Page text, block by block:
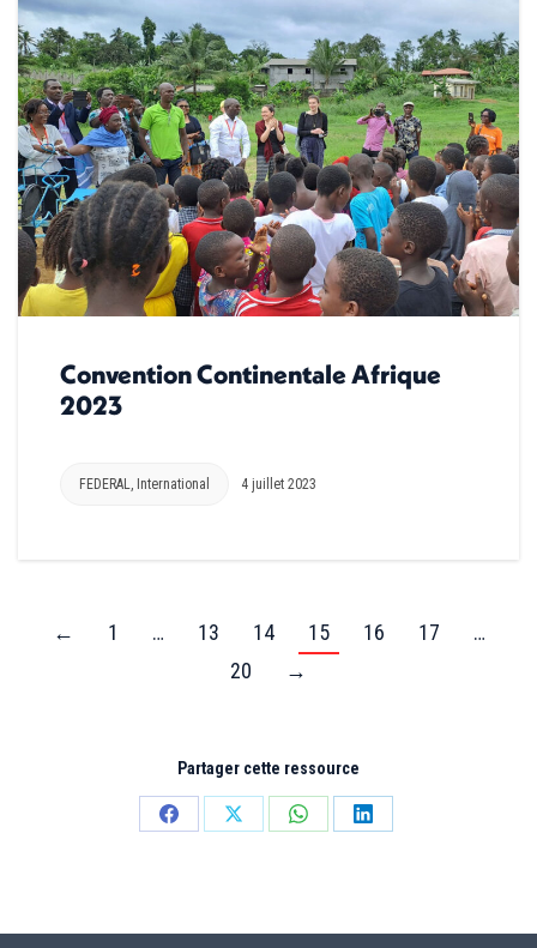
Convention Continentale Afrique
2023
FEDERAL International 4 juillet 2023
← 1 … 13 14 15 16 17
…
20
→
Partager cette ressource
PartagerPartagerPartagerPartager